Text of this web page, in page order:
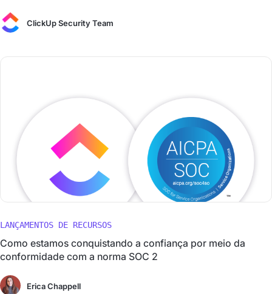
ClickUp Security Team
LANÇAMENTOS DE RECURSOS
Como estamos conquistando a confiança por meio da
conformidade com a norma SOC 2
Erica Chappell